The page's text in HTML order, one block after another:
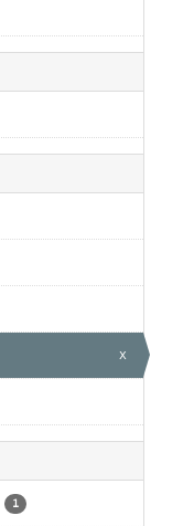
x
1